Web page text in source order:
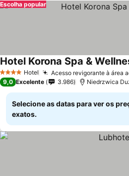
Escolha popular
4 EstrelasHotel Acesso revigorante à área
Hotel Korona Spa &
9,0 Excelente 3.986 Niedrzwica
Selecione as datas para ver os
exatos.